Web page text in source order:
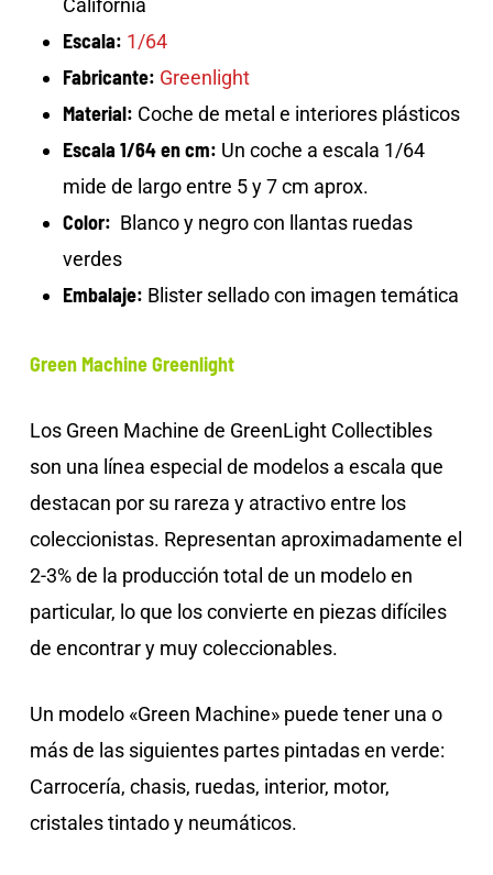
California
Escala: 1/64
Fabricante: Greenlight
Material: Coche de metal e interiores plásticos
Escala 1/64 en cm: Un coche a escala 1/64
mide de largo entre 5 y 7 cm aprox.
Color: Blanco y negro con llantas ruedas
verdes
Embalaje: Blister sellado con imagen temática
Green Machine Greenlight
Los Green Machine de GreenLight Collectibles
son una línea especial de modelos a escala que
destacan por su rareza y atractivo entre los
coleccionistas. Representan aproximadamente el
2-3% de la producción total de un modelo en
particular, lo que los convierte en piezas difíciles
de encontrar y muy coleccionables.
Un modelo «Green Machine» puede tener una o
más de las siguientes partes pintadas en verde:
Carrocería, chasis, ruedas, interior, motor,
cristales tintado y neumáticos.